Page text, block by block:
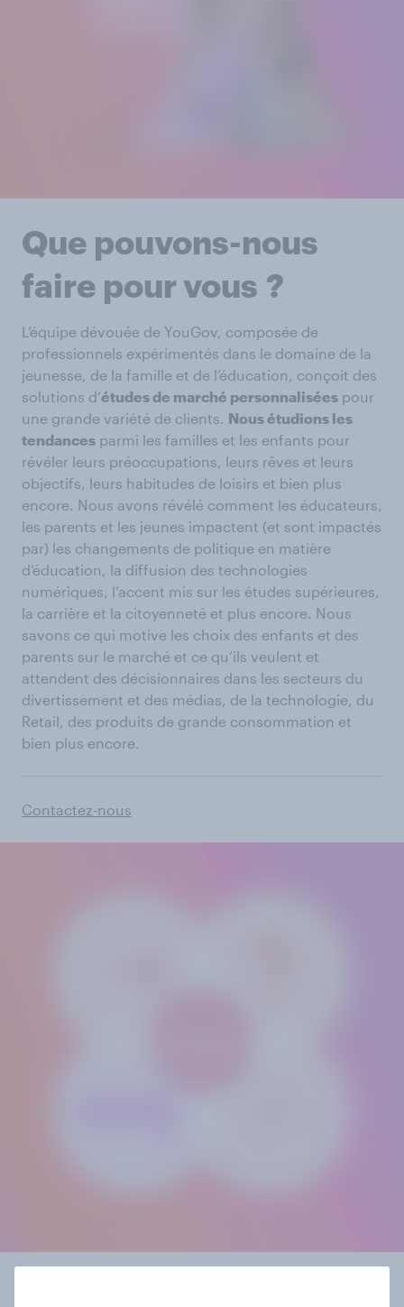
Que pouvons-nous
faire pour vous ?
L’équipe dévouée de YouGov, composée de
professionnels expérimentés dans le domaine de la
jeunesse, de la famille et de l’éducation, conçoit des
solutions d’études de marché personnalisées pour
une grande variété de clients. Nous étudions les
tendances parmi les familles et les enfants pour
révéler leurs préoccupations, leurs rêves et leurs
objectifs, leurs habitudes de loisirs et bien plus
encore. Nous avons révélé comment les éducateurs,
les parents et les jeunes impactent (et sont impactés
par) les changements de politique en matière
d’éducation, la diffusion des technologies
numériques, l’accent mis sur les études supérieures,
la carrière et la citoyenneté et plus encore. Nous
savons ce qui motive les choix des enfants et des
parents sur le marché et ce qu’ils veulent et
attendent des décisionnaires dans les secteurs du
divertissement et des médias, de la technologie, du
Retail, des produits de grande consommation et
bien plus encore.
Contactez-nous